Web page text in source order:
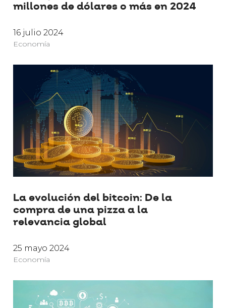
millones de dólares o más en 2024
16 julio 2024
Economía
La evolución del bitcoin: De la
compra de una pizza a la
relevancia global
25 mayo 2024
Economía